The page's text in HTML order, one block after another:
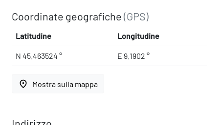
Coordinate geografiche(GPS)
Latitudine Longitudine
N 45.463524 ° E 9.1902 °
place Mostra sulla mappa